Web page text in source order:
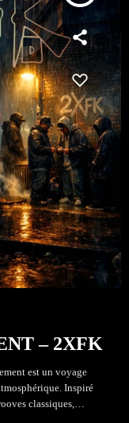
– 2XFK
est un voyage
Inspiré
classiques,
morceau